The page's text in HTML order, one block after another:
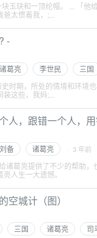
玉玦和一顶纶帽。 ... 「他
太惯着我，;...
-
诸葛亮 李世民
三国
时期，所处的情境和环境
这些，我妈;...
人，跟错一个人，
刘备 诸葛亮 · 3 年前
诸葛亮提供了不少的帮助
人生一大遗憾。
空城计（图）
三国 诸葛亮
司